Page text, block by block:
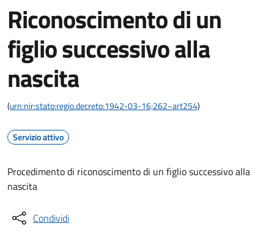
Riconoscimento di un
figlio successivo alla
nascita
(urn:nir:stato:regio.decreto:1942-03-16;262~art254)
Servizio attivo
Procedimento di riconoscimento di un figlio successivo alla
nascita
Condividi